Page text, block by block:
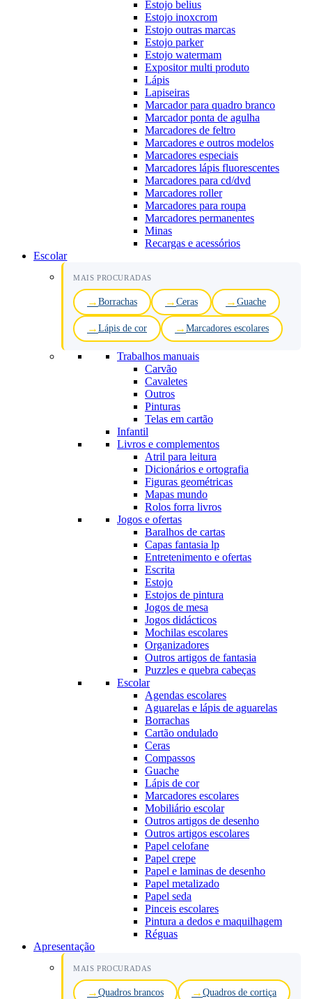
Estojo belius
Estojo inoxcrom
Estojo outras marcas
Estojo parker
Estojo watermam
Expositor multi produto
Lápis
Lapiseiras
Marcador para quadro branco
Marcador ponta de agulha
Marcadores de feltro
Marcadores e outros modelos
Marcadores especiais
Marcadores lápis fluorescentes
Marcadores para cd/dvd
Marcadores roller
Marcadores para roupa
Marcadores permanentes
Minas
Recargas e acessórios
Escolar
MAIS PROCURADAS
Borrachas Ceras Guache
Lápis de cor Marcadores escolares
Trabalhos manuais
Carvão
Cavaletes
Outros
Pinturas
Telas em cartão
Infantil
Livros e complementos
Atril para leitura
Dicionários e ortografia
Figuras geométricas
Mapas mundo
Rolos forra livros
Jogos e ofertas
Baralhos de cartas
Capas fantasia lp
Entretenimento e ofertas
Escrita
Estojo
Estojos de pintura
Jogos de mesa
Jogos didácticos
Mochilas escolares
Organizadores
Outros artigos de fantasia
Puzzles e quebra cabeças
Escolar
Agendas escolares
Aguarelas e lápis de aguarelas
Borrachas
Cartão ondulado
Ceras
Compassos
Guache
Lápis de cor
Marcadores escolares
Mobiliário escolar
Outros artigos de desenho
Outros artigos escolares
Papel celofane
Papel crepe
Papel e laminas de desenho
Papel metalizado
Papel seda
Pinceis escolares
Pintura a dedos e maquilhagem
Réguas
Apresentação
MAIS PROCURADAS
Quadros brancos Quadros de cortiça